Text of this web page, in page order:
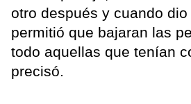
otro después y cuando
permitió que bajaran las
todo aquellas que tenían
precisó.